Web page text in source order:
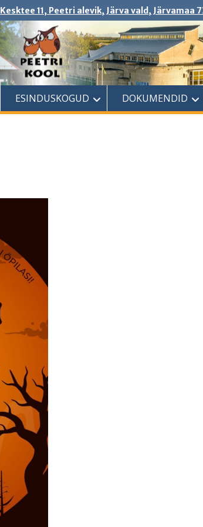
Kesktee 11, Peetri alevik, Järva vald, Järvamaa
ESINDUSKOGUD DOKUMENDID